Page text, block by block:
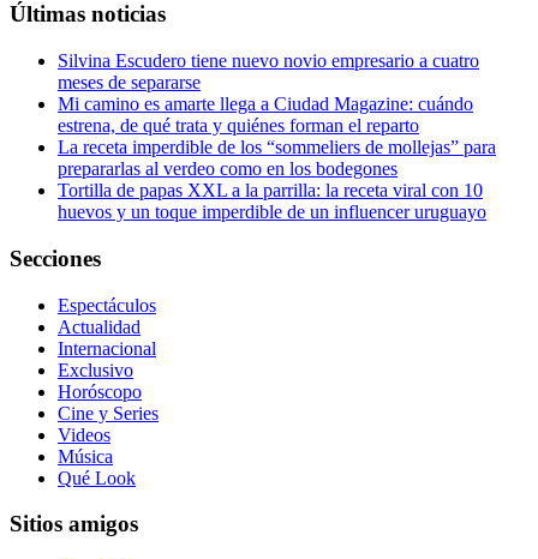
Últimas noticias
Silvina Escudero tiene nuevo novio empresario a cuatro
meses de separarse
Mi camino es amarte llega a Ciudad Magazine: cuándo
estrena, de qué trata y quiénes forman el reparto
La receta imperdible de los “sommeliers de mollejas” para
prepararlas al verdeo como en los bodegones
Tortilla de papas XXL a la parrilla: la receta viral con 10
huevos y un toque imperdible de un influencer uruguayo
Secciones
Espectáculos
Actualidad
Internacional
Exclusivo
Horóscopo
Cine y Series
Videos
Música
Qué Look
Sitios amigos